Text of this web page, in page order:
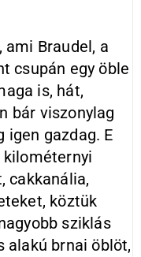
ami Braudel, a
csupán egy öble
is, hát,
bár viszonylag
igen gazdag. E
cakkanália,
köztük
sziklás
alakú brnai öblöt,